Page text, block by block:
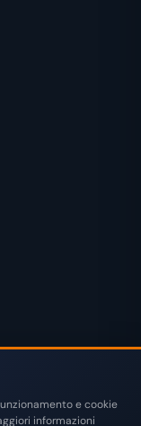
i diritti riservati.
e cookie
informazioni